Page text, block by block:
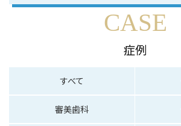
CASE
症例
すべて
審美歯科